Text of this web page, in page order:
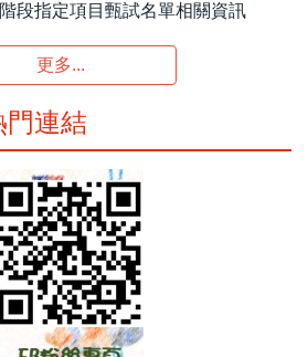
段指定項目甄試名單相關資訊
更多...
門連結